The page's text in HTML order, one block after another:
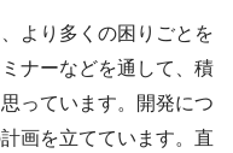
より多くの困りごとを
ナーなどを通して、積
っています。開発につ
画を立てています。直